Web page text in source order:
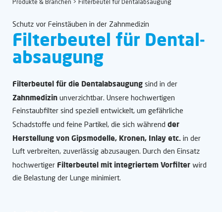
Produkte & Branchen > Filterbeutel für Dental­absaugung
Filterbeutel für Dental­
absaugung
Schutz vor Feinstäuben in der Zahnmedizin
Filterbeutel für die Dentalabsaugung sind in der
Zahnmedizin unverzichtbar. Unsere hochwertigen
Feinstaubfilter sind speziell entwickelt, um gefährliche
Schadstoffe und feine Partikel, die sich während der
Herstellung von Gipsmodelle, Kronen, Inlay etc. in der
Luft verbreiten, zuverlässig abzusaugen. Durch den Einsatz
hochwertiger Filterbeutel mit integriertem Vorfilter wird
die Belastung der Lunge minimiert.